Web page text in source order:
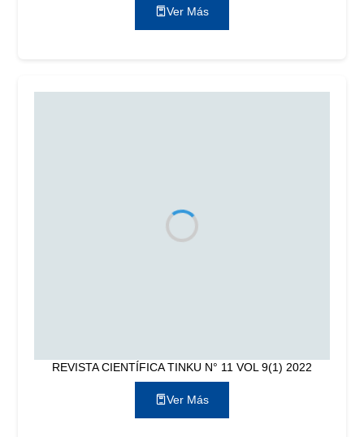
Ver Más
REVISTA CIENTÍFICA TINKU N° 11 VOL 9(1) 2022
Ver Más